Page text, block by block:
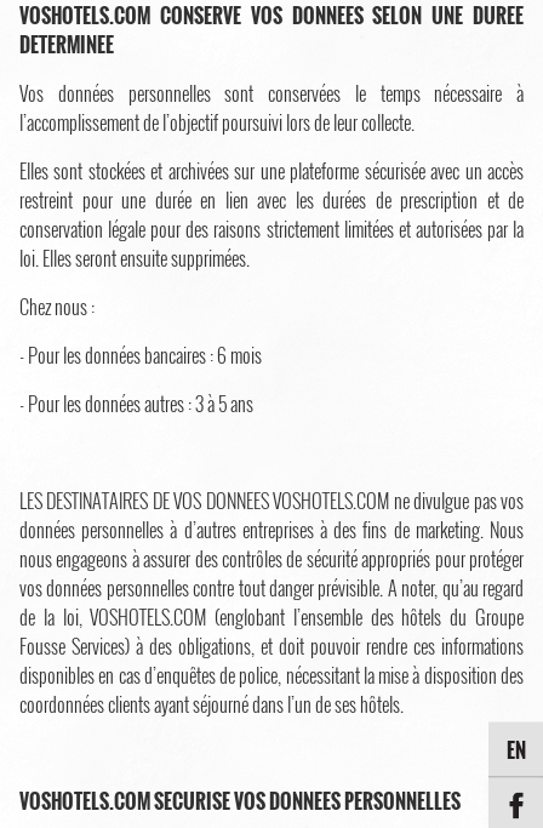
EN
VOSHOTELS.COM CONSERVE VOS DONNEES SELON UNE DUREE
DETERMINEE
Vos données personnelles sont conservées le temps nécessaire à
l’accomplissement de l’objectif poursuivi lors de leur collecte.
Elles sont stockées et archivées sur une plateforme sécurisée avec un accès
restreint pour une durée en lien avec les durées de prescription et de
conservation légale pour des raisons strictement limitées et autorisées par la
loi. Elles seront ensuite supprimées.
Chez nous :
- Pour les données bancaires : 6 mois
- Pour les données autres : 3 à 5 ans
LES DESTINATAIRES DE VOS DONNEES VOSHOTELS.COM ne divulgue pas vos
données personnelles à d’autres entreprises à des fins de marketing. Nous
nous engageons à assurer des contrôles de sécurité appropriés pour protéger
vos données personnelles contre tout danger prévisible. A noter, qu’au regard
de la loi, VOSHOTELS.COM (englobant l’ensemble des hôtels du Groupe
Fousse Services) à des obligations, et doit pouvoir rendre ces informations
disponibles en cas d’enquêtes de police, nécessitant la mise à disposition des
coordonnées clients ayant séjourné dans l’un de ses hôtels.
VOSHOTELS.COM SECURISE VOS DONNEES PERSONNELLES